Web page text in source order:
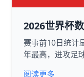
2026世界杯
赛事前10日统计
年最高，进攻足
阅读更多